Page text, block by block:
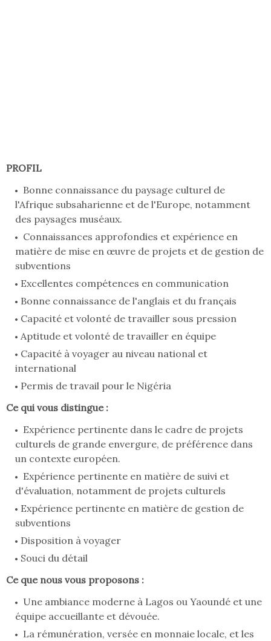
PROFIL
Bonne connaissance du paysage culturel de
l'Afrique subsaharienne et de l'Europe, notamment
des paysages muséaux.
Connaissances approfondies et expérience en
matière de mise en œuvre de projets et de gestion de
subventions
Excellentes compétences en communication
Bonne connaissance de l'anglais et du français
Capacité et volonté de travailler sous pression
Aptitude et volonté de travailler en équipe
Capacité à voyager au niveau national et
international
Permis de travail pour le Nigéria
Ce qui vous distingue :
Expérience pertinente dans le cadre de projets
culturels de grande envergure, de préférence dans
un contexte européen.
Expérience pertinente en matière de suivi et
d'évaluation, notamment de projets culturels
Expérience pertinente en matière de gestion de
subventions
Disposition à voyager
Souci du détail
Ce que nous vous proposons :
Une ambiance moderne à Lagos ou Yaoundé et une
équipe accueillante et dévouée.
La rémunération, versée en monnaie locale, et les